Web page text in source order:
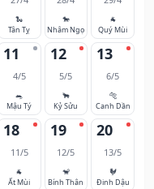
🐍
Tân Tỵ
🐎
Nhâm Ngọ
🐐
Quý Mùi
11
4/5
🐀
Mậu Tý
12
5/5
🐂
Kỷ Sửu
13
6/5
🐅
Canh Dần
18
11/5
🐐
Ất Mùi
19
12/5
🐒
Bính Thân
20
13/5
🐓
Đinh Dậu